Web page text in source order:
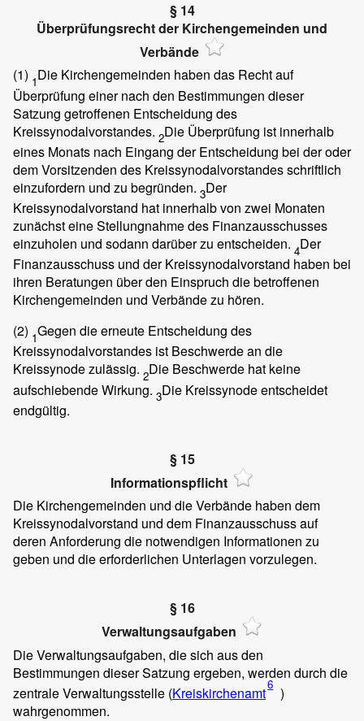
§ 14
Überprüfungsrecht der Kirchengemeinden und
Verbände
(1) 1Die Kirchengemeinden haben das Recht auf
Überprüfung einer nach den Bestimmungen dieser
Satzung getroffenen Entscheidung des
Kreissynodalvorstandes. 2Die Überprüfung ist innerhalb
eines Monats nach Eingang der Entscheidung bei der oder
dem Vorsitzenden des Kreissynodalvorstandes schriftlich
einzufordern und zu begründen. 3Der
Kreissynodalvorstand hat innerhalb von zwei Monaten
zunächst eine Stellungnahme des Finanzausschusses
einzuholen und sodann darüber zu entscheiden. 4Der
Finanzausschuss und der Kreissynodalvorstand haben bei
ihren Beratungen über den Einspruch die betroffenen
Kirchengemeinden und Verbände zu hören.
(2) 1Gegen die erneute Entscheidung des
Kreissynodalvorstandes ist Beschwerde an die
Kreissynode zulässig. 2Die Beschwerde hat keine
aufschiebende Wirkung. 3Die Kreissynode entscheidet
endgültig.
§ 15
Informationspflicht
Die Kirchengemeinden und die Verbände haben dem
Kreissynodalvorstand und dem Finanzausschuss auf
deren Anforderung die notwendigen Informationen zu
geben und die erforderlichen Unterlagen vorzulegen.
§ 16
Verwaltungsaufgaben
Die Verwaltungsaufgaben, die sich aus den
Bestimmungen dieser Satzung ergeben, werden durch die
zentrale Verwaltungsstelle (Kreiskirchenamt6 )
wahrgenommen.